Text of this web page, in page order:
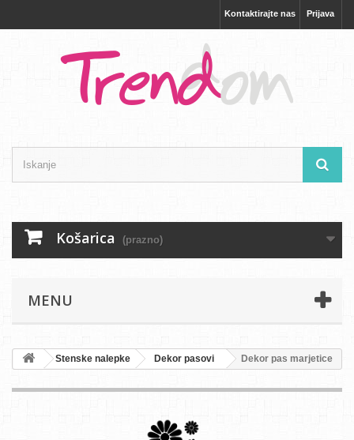
Prijava
Kontaktirajte nas
Košarica (prazno)
MENU
Stenske nalepke Dekor pasovi Dekor pas marjetice